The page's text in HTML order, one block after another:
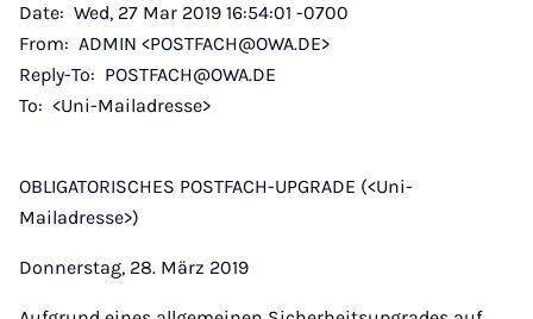
Date: Wed, 27 Mar 2019 16:54:01 -0700
From: ADMIN <POSTFACH@OWA.DE>
Reply-To: POSTFACH@OWA.DE
To: <Uni-Mailadresse>
OBLIGATORISCHES POSTFACH-UPGRADE (<Uni-
Mailadresse>)
Donnerstag, 28. März 2019